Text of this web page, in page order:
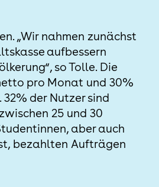
„Wir nahmen zunächst
aufbessern
so Tolle. Die
pro Monat und 30%
der Nutzer sind
25 und 30
aber auch
bezahlten Aufträgen